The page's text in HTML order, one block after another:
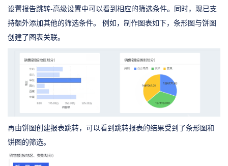
设置报告跳转-高级设置中可以看到相应的筛选条件。同时，现已支
持额外添加其他的筛选条件。 例如，制作图表如下，条形图与饼图
创建了图表关联。
再由饼图创建报表跳转，可以看到跳转报表的结果受到了条形图和
饼图的筛选。